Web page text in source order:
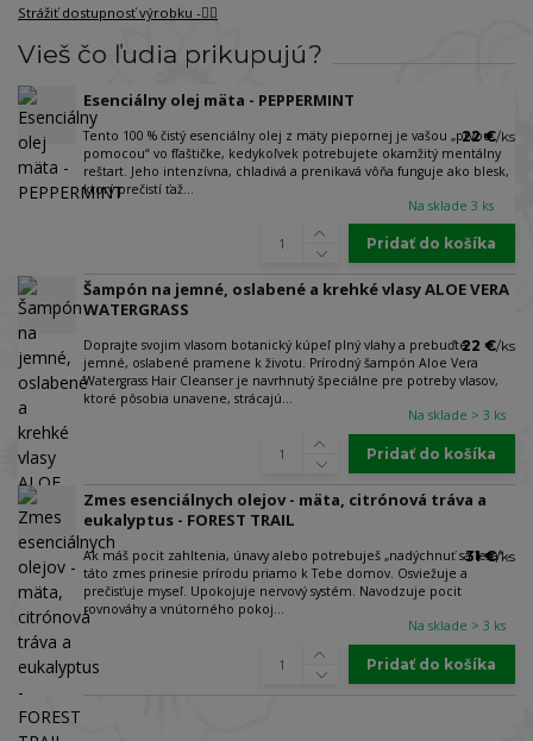
Strážiť dostupnosť výrobku -🐕‍🦺
Vieš čo ľudia prikupujú?
Esenciálny olej mäta - PEPPERMINT
Tento 100 % čistý esenciálny olej z mäty piepornej je vašou „prvou
pomocou“ vo fľaštičke, kedykoľvek potrebujete okamžitý mentálny
reštart. Jeho intenzívna, chladivá a prenikavá vôňa funguje ako blesk,
ktorý prečistí ťaž...
22 €/ks
Na sklade 3 ks
Pridať do košíka
Šampón na jemné, oslabené a krehké vlasy ALOE VERA
WATERGRASS
Doprajte svojim vlasom botanický kúpeľ plný vlahy a prebuďte
jemné, oslabené pramene k životu. Prírodný šampón Aloe Vera
Watergrass Hair Cleanser je navrhnutý špeciálne pre potreby vlasov,
ktoré pôsobia unavene, strácajú...
22 €/ks
Na sklade > 3 ks
Pridať do košíka
Zmes esenciálnych olejov - mäta, citrónová tráva a
eukalyptus - FOREST TRAIL
Ak máš pocit zahltenia, únavy alebo potrebuješ „nadýchnuť sa lesa“ -
táto zmes prinesie prírodu priamo k Tebe domov. Osviežuje a
prečisťuje myseľ. Upokojuje nervový systém. Navodzuje pocit
rovnováhy a vnútorného pokoj...
31 €/ks
Na sklade > 3 ks
Pridať do košíka